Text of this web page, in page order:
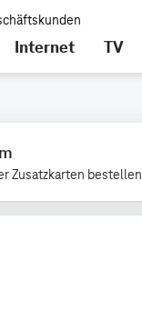
Internet TV
Zusatzkarten bestellen